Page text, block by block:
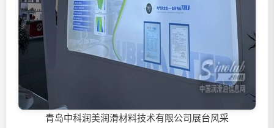
青岛中科润美润滑材料技术有限公司展台风采